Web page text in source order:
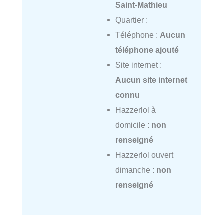
Saint-Mathieu
Quartier :
Téléphone : Aucun
téléphone ajouté
Site internet :
Aucun site internet
connu
Hazzerlol à
domicile : non
renseigné
Hazzerlol ouvert
dimanche : non
renseigné